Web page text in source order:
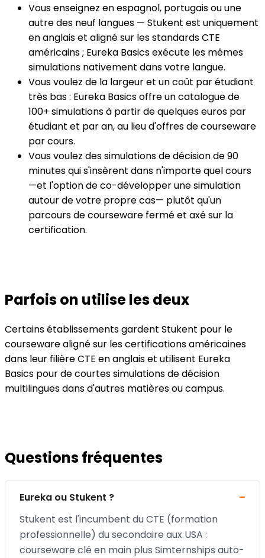
Vous enseignez en espagnol, portugais ou une
autre des neuf langues — Stukent est uniquement
en anglais et aligné sur les standards CTE
américains ; Eureka Basics exécute les mêmes
simulations nativement dans votre langue.
Vous voulez de la largeur et un coût par étudiant
très bas : Eureka Basics offre un catalogue de
100+ simulations à partir de quelques euros par
étudiant et par an, au lieu d'offres de courseware
par cours.
Vous voulez des simulations de décision de 90
minutes qui s'insèrent dans n'importe quel cours
—et l'option de co-développer une simulation
autour de votre propre cas— plutôt qu'un
parcours de courseware fermé et axé sur la
certification.
Parfois on utilise les deux
Certains établissements gardent Stukent pour le
courseware aligné sur les certifications américaines
dans leur filière CTE en anglais et utilisent Eureka
Basics pour de courtes simulations de décision
multilingues dans d'autres matières ou campus.
Questions fréquentes
Eureka ou Stukent ?
Stukent est l'incumbent du CTE (formation
professionnelle) du secondaire aux USA :
courseware clé en main plus Simternships auto-